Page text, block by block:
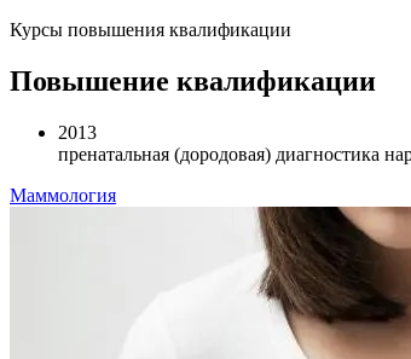
Курсы повышения квалификации
Повышение квалификации
2013
пренатальная (дородовая) диагностика
Маммология